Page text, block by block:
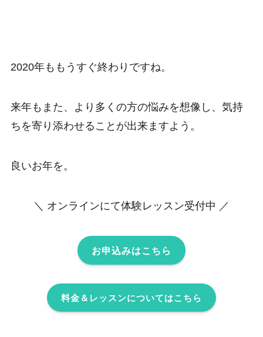
2020年ももうすぐ終わりですね。
来年もまた、より多くの方の悩みを想像し、気持
ちを寄り添わせることが出来ますよう。
良いお年を。
＼ オンラインにて体験レッスン受付中 ／
お申込みはこちら
料金＆レッスンについてはこちら